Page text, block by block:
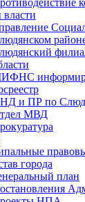
и ПР по
МВД
города
план